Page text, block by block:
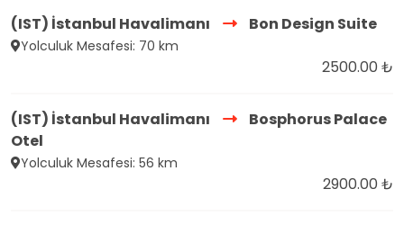
(IST) İstanbul Havalimanı Bon Design Suite
Yolculuk Mesafesi: 70 km
2500.00 ₺
(IST) İstanbul Havalimanı
Bosphorus Palace
Otel
Yolculuk Mesafesi: 56 km
2900.00 ₺